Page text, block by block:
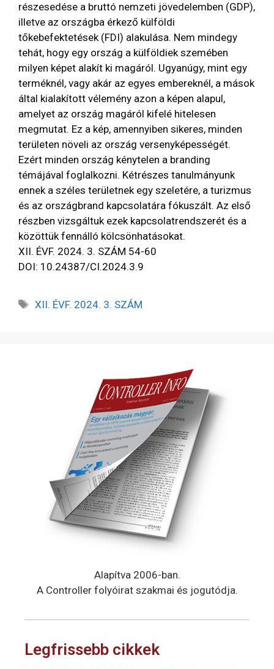
részesedése a bruttó nemzeti jövedelemben (GDP),
illetve az országba érkező külföldi
tőkebefektetések (FDI) alakulása. Nem mindegy
tehát, hogy egy ország a külföldiek szemében
milyen képet alakít ki magáról. Ugyanúgy, mint egy
terméknél, vagy akár az egyes embereknél, a mások
által kialakított vélemény azon a képen alapul,
amelyet az ország magáról kifelé hitelesen
megmutat. Ez a kép, amennyiben sikeres, minden
területen növeli az ország versenyképességét.
Ezért minden ország kénytelen a branding
témájával foglalkozni. Kétrészes tanulmányunk
ennek a széles területnek egy szeletére, a turizmus
és az országbrand kapcsolatára fókuszált. Az első
részben vizsgáltuk ezek kapcsolatrendszerét és a
közöttük fennálló kölcsönhatásokat.
XII. ÉVF. 2024. 3. SZÁM 54-60
DOI: 10.24387/CI.2024.3.9
XII. ÉVF. 2024. 3. SZÁM
Alapítva 2006-ban.
A Controller folyóirat szakmai és jogutódja.
Legfrissebb cikkek